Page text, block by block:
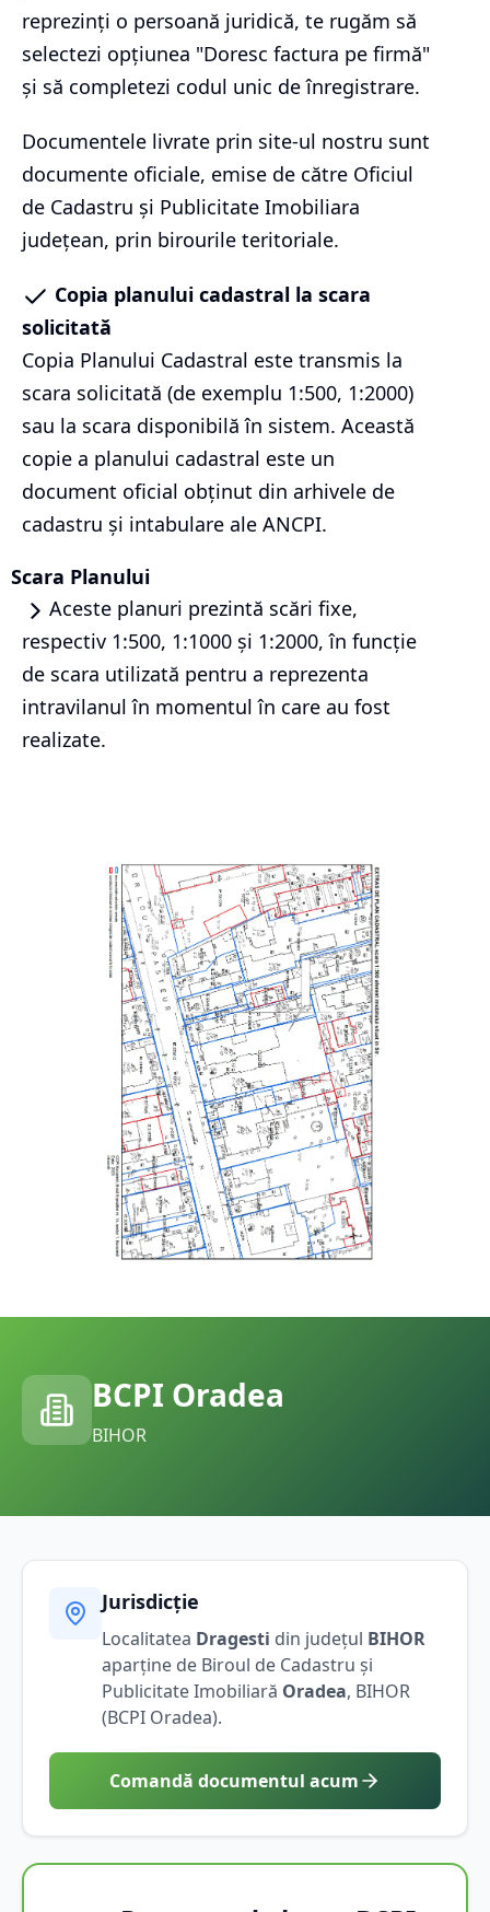
reprezinți o persoană juridică, te rugăm să
selectezi opțiunea "Doresc factura pe firmă"
și să completezi codul unic de înregistrare.
Documentele livrate prin site-ul nostru sunt
documente oficiale, emise de către Oficiul
de Cadastru și Publicitate Imobiliara
județean, prin birourile teritoriale.
Copia planului cadastral la scara
solicitată
Copia Planului Cadastral este transmis la
scara solicitată (de exemplu 1:500, 1:2000)
sau la scara disponibilă în sistem. Această
copie a planului cadastral este un
document oficial obținut din arhivele de
cadastru și intabulare ale ANCPI.
Scara Planului
Aceste planuri prezintă scări fixe,
respectiv 1:500, 1:1000 și 1:2000, în funcție
de scara utilizată pentru a reprezenta
intravilanul în momentul în care au fost
realizate.
BCPI Oradea
BIHOR
Jurisdicție
Localitatea Dragesti din județul BIHOR
aparține de Biroul de Cadastru și
Publicitate Imobiliară Oradea, BIHOR
(BCPI Oradea).
Comandă documentul acum